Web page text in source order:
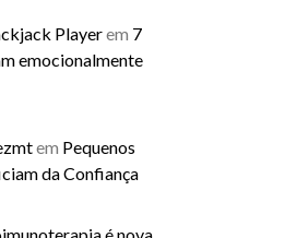
Playerem 7
emocionalmente
em Pequenos
da Confiança